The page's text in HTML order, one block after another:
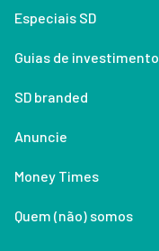
Especiais SD
Guias de investimento
SD branded
Anuncie
Money Times
Quem (não) somos